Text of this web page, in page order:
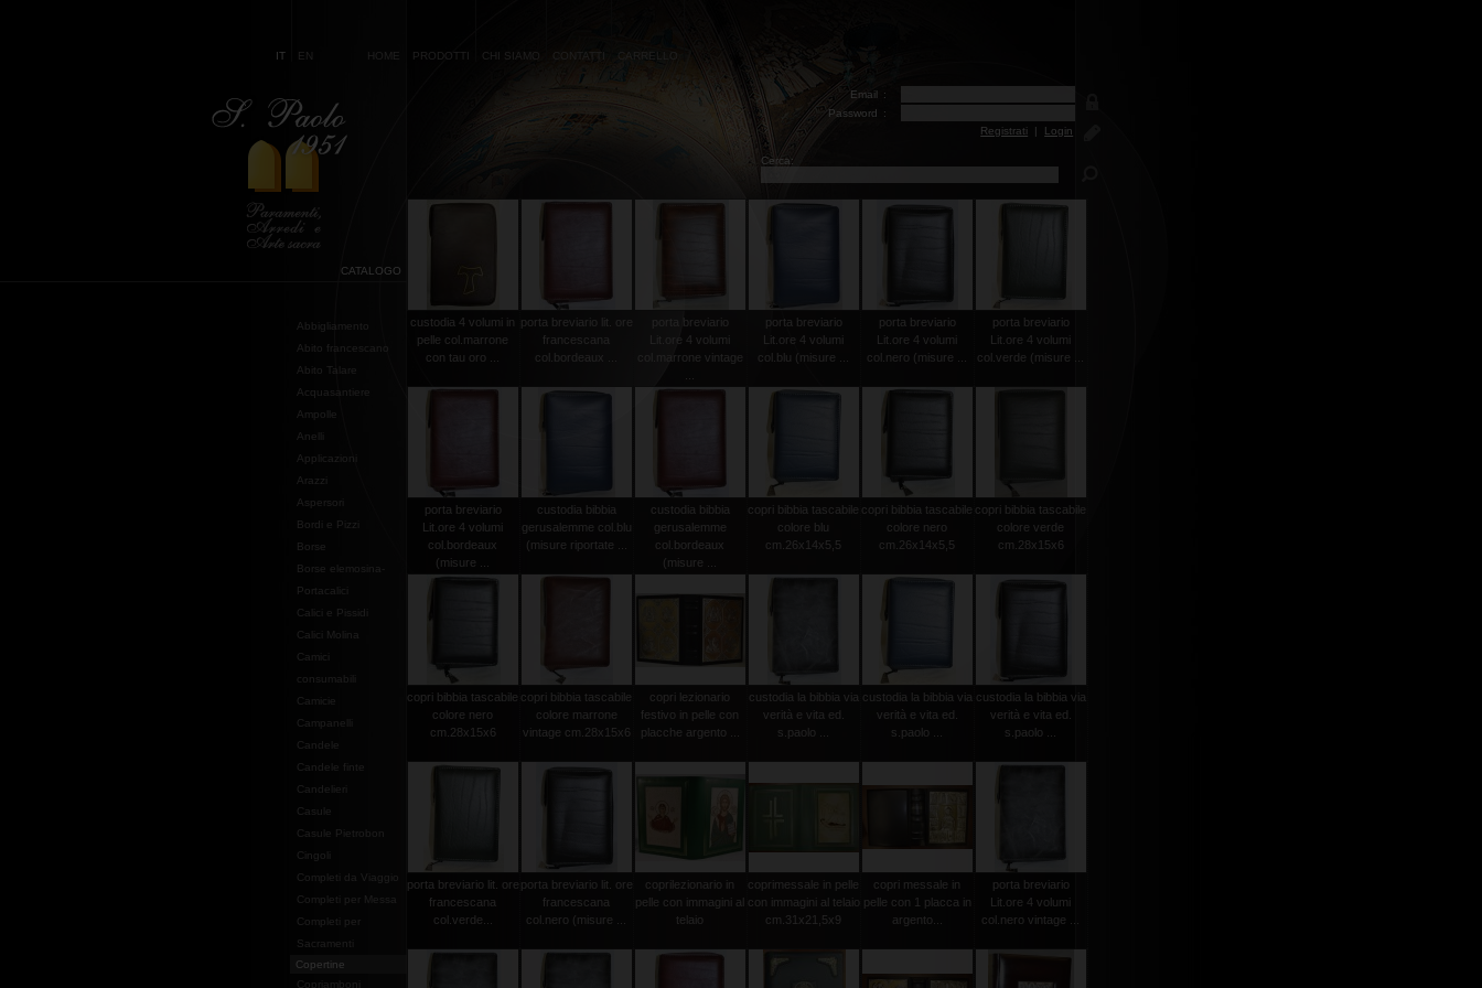
IT EN HOME PRODOTTI CHI SIAMO CONTATTI
Email :
Password
:
Registrati | Login
Cerca:
CATALOGO
Abbigliamento
Abito francescano
Abito Talare
Acquasantiere
Ampolle
Anelli
Applicazioni
Arazzi
Aspersori
Bordi e Pizzi
Borse
Borse elemosina-
Portacalici
Calici e Pissidi
Calici Molina
Camici
consumabili
Camicie
Campanelli
Candele
Candele finte
Candelieri
Casule
Casule Pietrobon
Cingoli
Completi da Viaggio
Completi per Messa
Completi per
Sacramenti
Copertine
Copriamboni
custodia 4 volumi in
pelle col.marrone
con tau oro ...
porta breviario lit. ore
francescana
col.bordeaux ...
porta breviario
Lit.ore 4 volumi
col.marrone vintage
porta breviario
Lit.ore 4 volumi
col.blu (misure ...
porta breviario
Lit.ore 4 volumi
col.nero (misure ...
porta breviario
Lit.ore 4 volumi
col.verde (misure ...
porta breviario
Lit.ore 4 volumi
col.bordeaux
(misure ...
custodia bibbia
gerusalemme col.blu
(misure riportate ...
custodia bibbia
gerusalemme
col.bordeaux
(misure ...
copri bibbia tascabile
colore blu
cm.26x14x5,5
copri bibbia tascabile
colore nero
cm.26x14x5,5
copri bibbia tascabile
colore verde
cm.28x15x6
copri bibbia tascabile
colore nero
cm.28x15x6
copri bibbia tascabile
colore marrone
vintage cm.28x15x6
copri lezionario
festivo in pelle con
placche argento ...
custodia la bibbia via
verità e vita ed.
s.paolo ...
custodia la bibbia via
verità e vita ed.
s.paolo ...
custodia la bibbia via
verità e vita ed.
s.paolo ...
porta breviario lit. ore
francescana
col.verde...
porta breviario lit. ore
francescana
col.nero (misure ...
coprilezionario in
pelle con immagini al
telaio
coprimessale in pelle
con immagini al telaio
cm.31x21,5x9
copri messale in
pelle con 1 placca in
argento...
porta breviario
Lit.ore 4 volumi
col.nero vintage ...